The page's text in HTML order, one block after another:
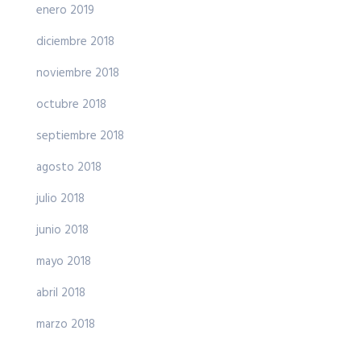
enero 2019
diciembre 2018
noviembre 2018
octubre 2018
septiembre 2018
agosto 2018
julio 2018
junio 2018
mayo 2018
abril 2018
marzo 2018